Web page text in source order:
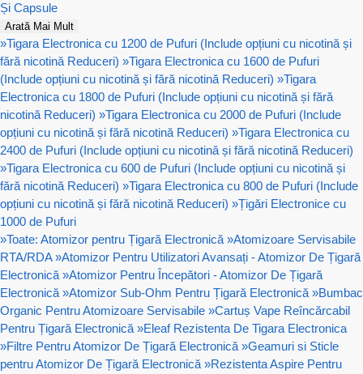
Și Capsule
Arată Mai Mult
»Tigara Electronica cu 1200 de Pufuri (Include opțiuni cu nicotină și
fără nicotină Reduceri) »Tigara Electronica cu 1600 de Pufuri
(Include opțiuni cu nicotină și fără nicotină Reduceri) »Tigara
Electronica cu 1800 de Pufuri (Include opțiuni cu nicotină și fără
nicotină Reduceri) »Tigara Electronica cu 2000 de Pufuri (Include
opțiuni cu nicotină și fără nicotină Reduceri) »Tigara Electronica cu
2400 de Pufuri (Include opțiuni cu nicotină și fără nicotină Reduceri)
»Tigara Electronica cu 600 de Pufuri (Include opțiuni cu nicotină și
fără nicotină Reduceri) »Tigara Electronica cu 800 de Pufuri (Include
opțiuni cu nicotină și fără nicotină Reduceri) »Țigări Electronice cu
1000 de Pufuri
»Toate: Atomizor pentru Țigară Electronică »Atomizoare Servisabile
RTA/RDA »Atomizor Pentru Utilizatori Avansați - Atomizor De Țigară
Electronică »Atomizor Pentru Începători - Atomizor De Țigară
Electronică »Atomizor Sub-Ohm Pentru Țigară Electronică »Bumbac
Organic Pentru Atomizoare Servisabile »Cartuș Vape Reîncărcabil
Pentru Țigară Electronică »Eleaf Rezistenta De Tigara Electronica
»Filtre Pentru Atomizor De Țigară Electronică »Geamuri si Sticle
pentru Atomizor De Țigară Electronică »Rezistenta Aspire Pentru